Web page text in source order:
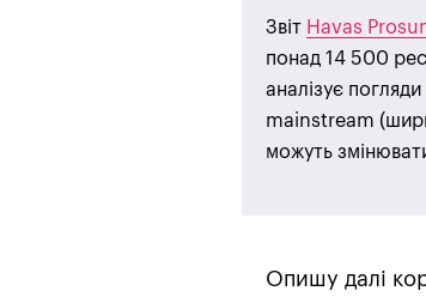
Звіт Havas
понад 14 500
аналізує
mainstream
можуть
Опишу далі